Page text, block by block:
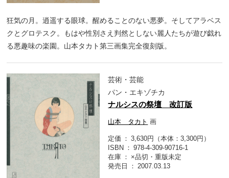
狂気の月。逍遥する眼球。醒めることのない悪夢。そしてアラベス
クとグロテスク。もはや性別さえ判然としない麗人たちが遊び戯れ
る悪趣味の楽園。山本タカト第三画集完全復刻版。
芸術・芸能
パン・エキゾチカ
ナルシスの祭壇 改訂版
山本 タカト 画
定価
3,630円（本体：3,300円）
ISBN
978-4-309-90716-1
在庫
×品切・重版未定
発売日
2007.03.13